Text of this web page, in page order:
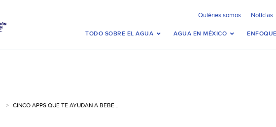
Quiénes somos Noticias
TODO SOBRE EL AGUA AGUA EN MÉXICO
CINCO APPS QUE TE AYUDAN A BEBER LA CANTIDAD DE AGUA IDÓNEA (SIN EMBARGO)